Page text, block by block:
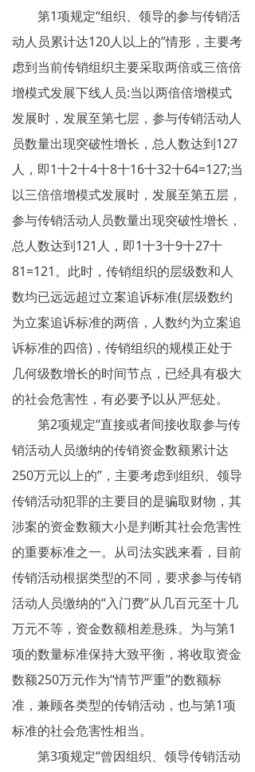
第1项规定“组织、领导的参与传销活
动人员累计达120人以上的”情形，主要考
虑到当前传销组织主要采取两倍或三倍倍
增模式发展下线人员:当以两倍倍增模式
发展时，发展至第七层，参与传销活动人
员数量出现突破性增长，总人数达到127
人，即1十2十4十8十16十32十64=127;当
以三倍倍增模式发展时，发展至第五层，
参与传销活动人员数量出现突破性增长，
总人数达到121人，即1十3十9十27十
81=121。此时，传销组织的层级数和人
数均已远远超过立案追诉标准(层级数约
为立案追诉标准的两倍，人数约为立案追
诉标准的四倍)，传销组织的规模正处于
几何级数增长的时间节点，已经具有极大
的社会危害性，有必要予以从严惩处。
第2项规定“直接或者间接收取参与传
销活动人员缴纳的传销资金数额累计达
250万元以上的”，主要考虑到组织、领导
传销活动犯罪的主要目的是骗取财物，其
涉案的资金数额大小是判断其社会危害性
的重要标准之一。从司法实践来看，目前
传销活动根据类型的不同，要求参与传销
活动人员缴纳的“入门费”从几百元至十几
万元不等，资金数额相差悬殊。为与第1
项的数量标准保持大致平衡，将收取资金
数额250万元作为“情节严重”的数额标
准，兼顾各类型的传销活动，也与第1项
标准的社会危害性相当。
第3项规定“曾因组织、领导传销活动